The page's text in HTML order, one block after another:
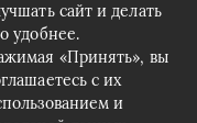
сайт и делать
удобнее.
«Принять», вы
с их
и